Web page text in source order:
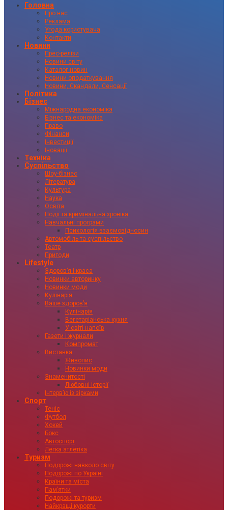
Головна
Про нас
Реклама
Угода користувача
Контакти
Новини
Прес-релізи
Новини світу
Каталог новин
Новини оподаткування
Новини, Скандали, Сенсації
Політика
Бізнес
Міжнародна економіка
Бізнес та економіка
Право
Фінанси
Інвестиції
Іновації
Техніка
Суспільство
Шоу-бізнес
Література
Культура
Наука
Освіта
Події та кримінальна хроніка
Навчальні програми
Психологія взаємовідносин
Автомобіль та суспільство
Театр
Пригоди
Lifestyle
Здоровʼя і краса
Новинки авторинку
Новинки моди
Кулінарія
Ваше здоровʼя
Кулінарія
Вегетаріанська кухня
У світі напоїв
Газети і журнали
Компромат
Виставка
Живопис
Новинки моди
Знаменитості
Любовні історії
Інтервʼю із зірками
Спорт
Теніс
Футбол
Хокей
Бокс
Автоспорт
Легка атлетіка
Туризм
Подорожі навколо світу
Подорожі по Україні
Країни та міста
Пам’ятки
Подорожі та туризм
Найкращі курорти